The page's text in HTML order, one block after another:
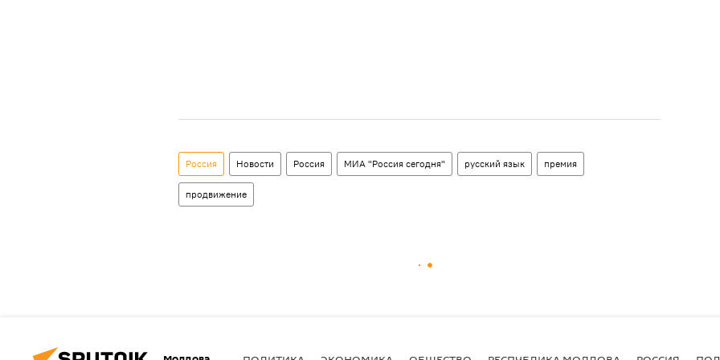
Россия Новости Россия МИА "Россия сегодня" русский язык премия
продвижение